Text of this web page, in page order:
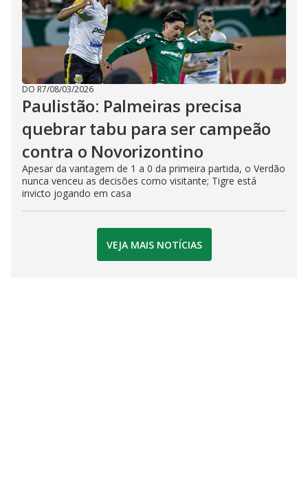
DO R7/08/03/2026
Paulistão: Palmeiras precisa
quebrar tabu para ser campeão
contra o Novorizontino
Apesar da vantagem de 1 a 0 da primeira partida, o Verdão
nunca venceu as decisões como visitante; Tigre está
invicto jogando em casa
VEJA MAIS NOTÍCIAS